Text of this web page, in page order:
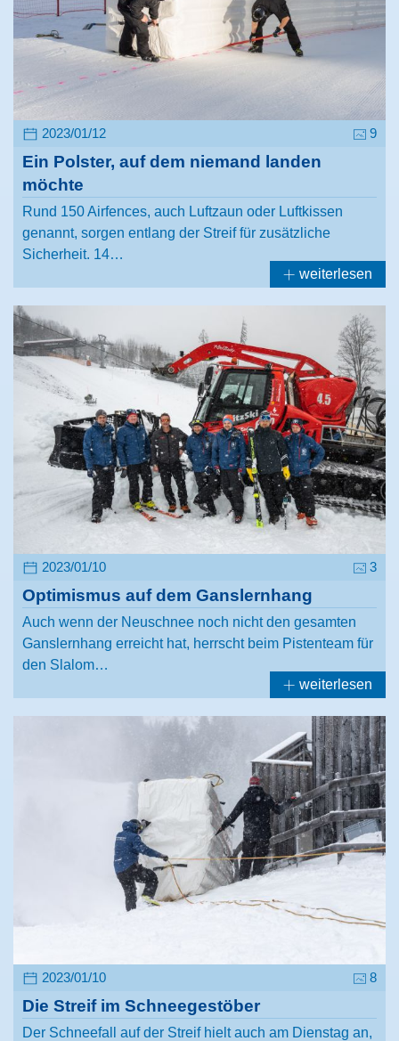
2023/01/12 9
Ein Polster, auf dem niemand landen
möchte
Rund 150 Airfences, auch Luftzaun oder Luftkissen
genannt, sorgen entlang der Streif für zusätzliche
Sicherheit. 14…
weiterlesen
2023/01/10 3
Optimismus auf dem Ganslernhang
Auch wenn der Neuschnee noch nicht den gesamten
Ganslernhang erreicht hat, herrscht beim Pistenteam für
den Slalom…
weiterlesen
2023/01/10 8
Die Streif im Schneegestöber
Der Schneefall auf der Streif hielt auch am Dienstag an,